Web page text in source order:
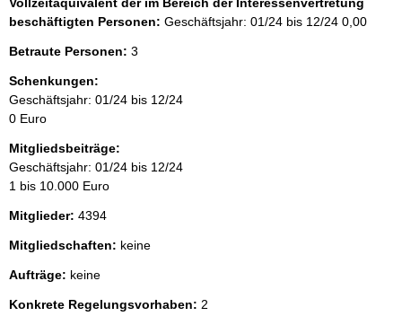
beschäftigten Personen: Geschäftsjahr: 01/24 bis 12/24 0,00
Betraute Personen: 3
Schenkungen:
Geschäftsjahr: 01/24 bis 12/24
0 Euro
Mitgliedsbeiträge:
Geschäftsjahr: 01/24 bis 12/24
1 bis 10.000 Euro
Mitglieder: 4394
Mitgliedschaften: keine
Aufträge: keine
Konkrete Regelungsvorhaben: 2